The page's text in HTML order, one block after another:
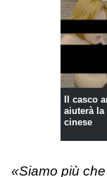
Il casco
aiuterà la
cinese
«Siamo più